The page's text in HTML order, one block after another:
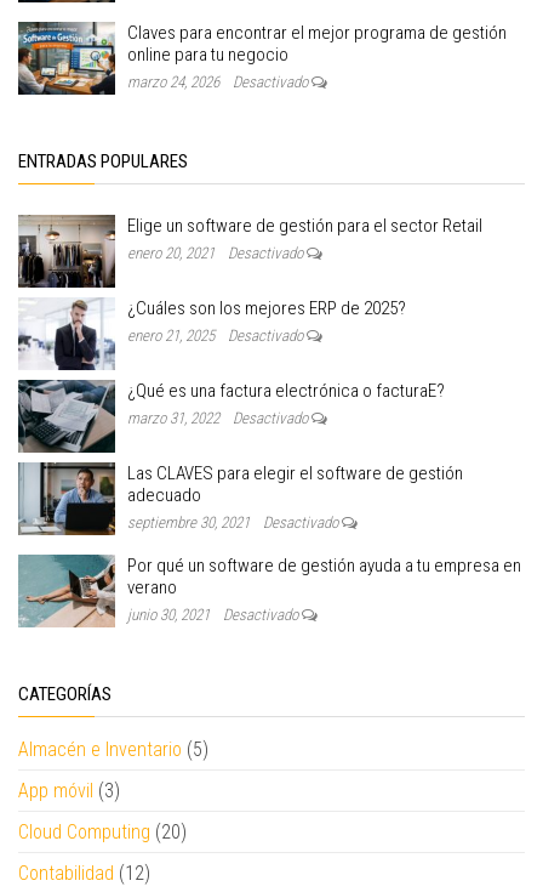
Claves para encontrar el mejor programa de gestión
online para tu negocio
marzo 24, 2026 Desactivado
ENTRADAS POPULARES
Elige un software de gestión para el sector Retail
enero 20, 2021 Desactivado
¿Cuáles son los mejores ERP de 2025?
enero 21, 2025 Desactivado
¿Qué es una factura electrónica o facturaE?
marzo 31, 2022 Desactivado
Las CLAVES para elegir el software de gestión
adecuado
septiembre 30, 2021 Desactivado
Por qué un software de gestión ayuda a tu empresa en
verano
junio 30, 2021 Desactivado
CATEGORÍAS
Almacén e Inventario (5)
App móvil (3)
Cloud Computing (20)
Contabilidad (12)